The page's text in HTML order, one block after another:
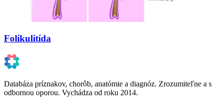
Folikulitída
Databáza príznakov, chorôb, anatómie a diagnóz. Zrozumiteľne a s
odbornou oporou. Vychádza od roku 2014.